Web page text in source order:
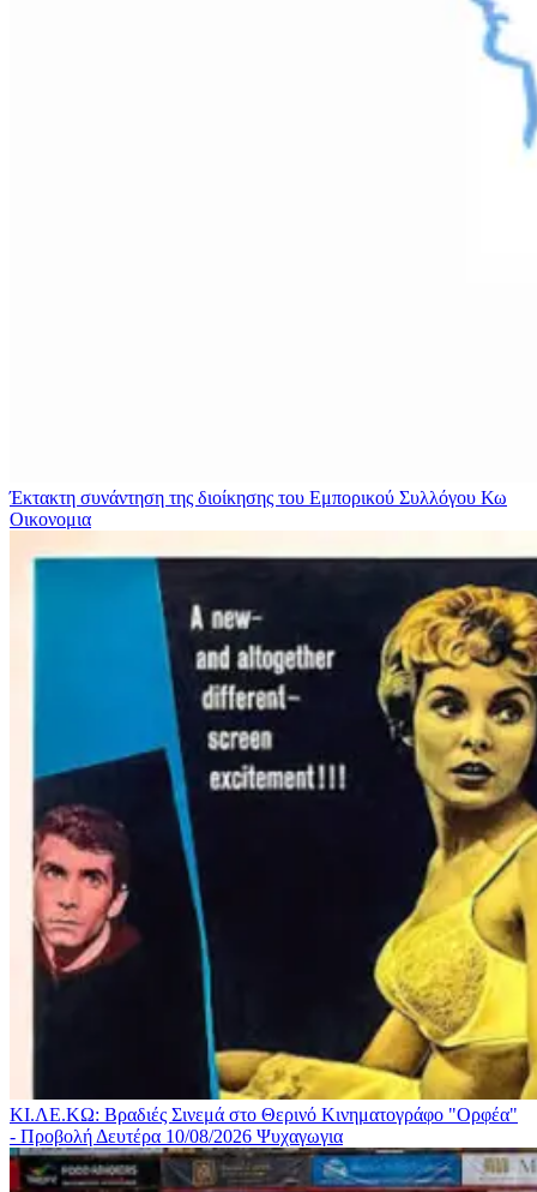
Έκτακτη συνάντηση της διοίκησης του Εμπορικού Συλλόγου Κω
Οικονομια
ΚΙ.ΛΕ.ΚΩ: Βραδιές Σινεμά στο Θερινό Κινηματογράφο "Ορφέα"
- Προβολή Δευτέρα 10/08/2026 Ψυχαγωγια